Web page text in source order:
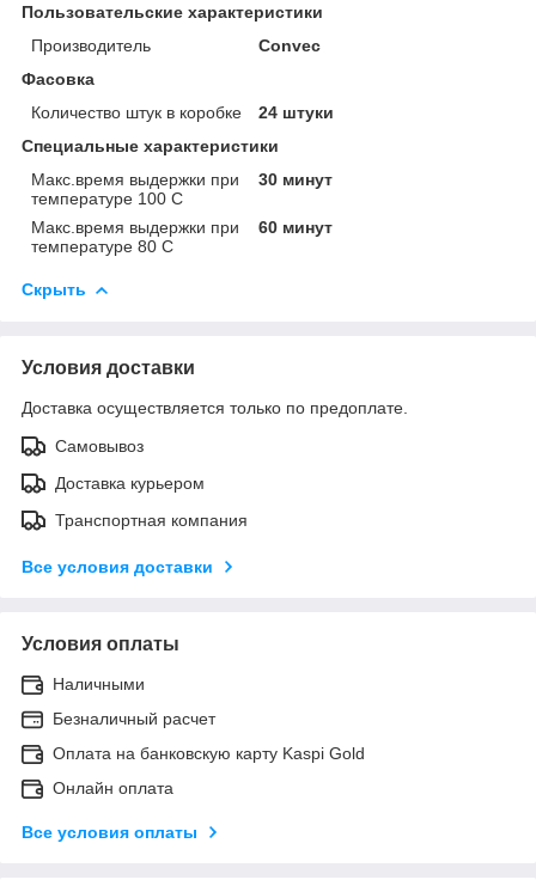
Пользовательские характеристики
Производитель
Convec
Фасовка
Количество штук в коробке
24 штуки
Специальные характеристики
Макс.время выдержки при
температуре 100 С
30 минут
Макс.время выдержки при
температуре 80 С
60 минут
Скрыть
Условия доставки
Доставка осуществляется только по предоплате.
Самовывоз
Доставка курьером
Транспортная компания
Все условия доставки
Условия оплаты
Наличными
Безналичный расчет
Оплата на банковскую карту Kaspi Gold
Онлайн оплата
Все условия оплаты